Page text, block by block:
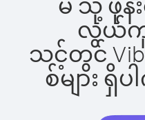
လွယ်ကူ
သင့်တွင်
စ်များ